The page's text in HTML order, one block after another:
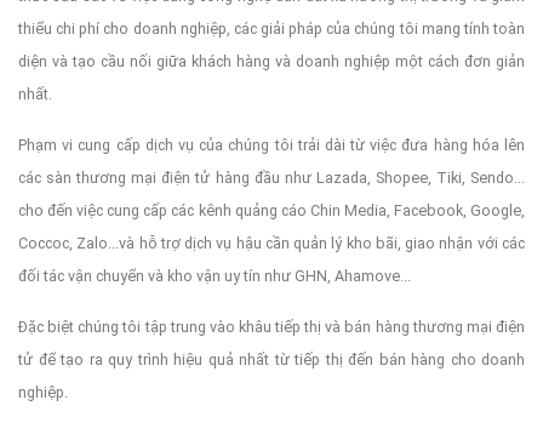
thiểu chi phí cho doanh nghiệp, các giải pháp của chúng tôi mang tính toàn
diện và tạo cầu nối giữa khách hàng và doanh nghiệp một cách đơn giản
nhất.
Phạm vi cung cấp dịch vụ của chúng tôi trải dài từ việc đưa hàng hóa lên
các sàn thương mại điện tử hàng đầu như Lazada, Shopee, Tiki, Sendo...
cho đến việc cung cấp các kênh quảng cáo Chin Media, Facebook, Google,
Coccoc, Zalo...và hỗ trợ dịch vụ hậu cần quản lý kho bãi, giao nhận với các
đối tác vận chuyển và kho vận uy tín như GHN, Ahamove...
Đặc biệt chúng tôi tập trung vào khâu tiếp thị và bán hàng thương mại điện
tử để tạo ra quy trình hiệu quả nhất từ tiếp thị đến bán hàng cho doanh
nghiệp.